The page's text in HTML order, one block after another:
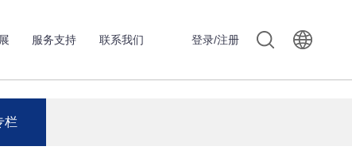
服务支持 联系我们 登录/注册
栏